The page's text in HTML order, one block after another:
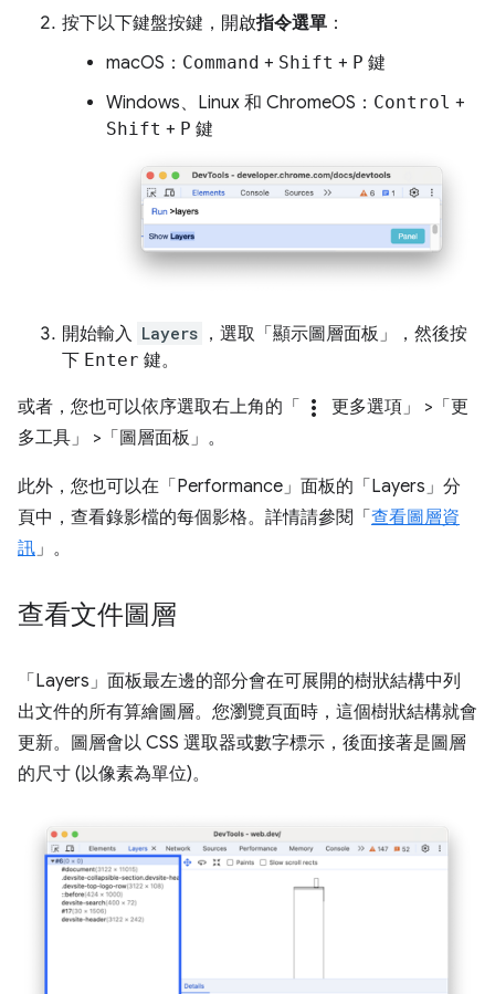
按下以下鍵盤按鍵，開啟指令選單 ：
macOS： Command + Shift + P 鍵
Windows、Linux 和 ChromeOS： Control +
Shift + P 鍵
開始輸入 Layers ，選取「顯示圖層面板」
，然後按
下 Enter 鍵。
或者，您也可以依序選取右上角的「 more_vert 更多選項」
>「更
多工具」
>「圖層面板」 。
此外，您也可以在「Performance」 面板的「Layers」 分
頁中，查看錄影檔的每個影格。詳情請參閱「 查看圖層資
訊」。
查看文件圖層
「Layers」 面板最左邊的部分會在可展開的樹狀結構中列
出文件的所有算繪圖層。您瀏覽頁面時，這個樹狀結構就會
更新。圖層會以 CSS 選取器或數字標示，後面接著是圖層
的尺寸 (以像素為單位)。